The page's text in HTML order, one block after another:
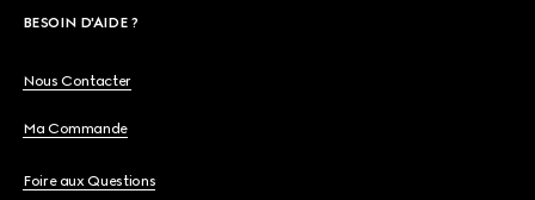
BESOIN D'AIDE ?
Nous Contacter
Ma Commande
Foire aux Questions